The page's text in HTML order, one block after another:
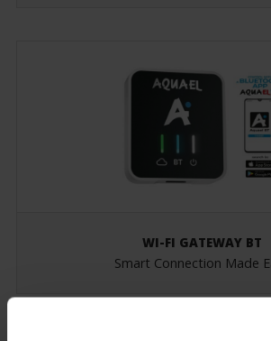
WI-FI GATEWAY BT
Smart Connection Made